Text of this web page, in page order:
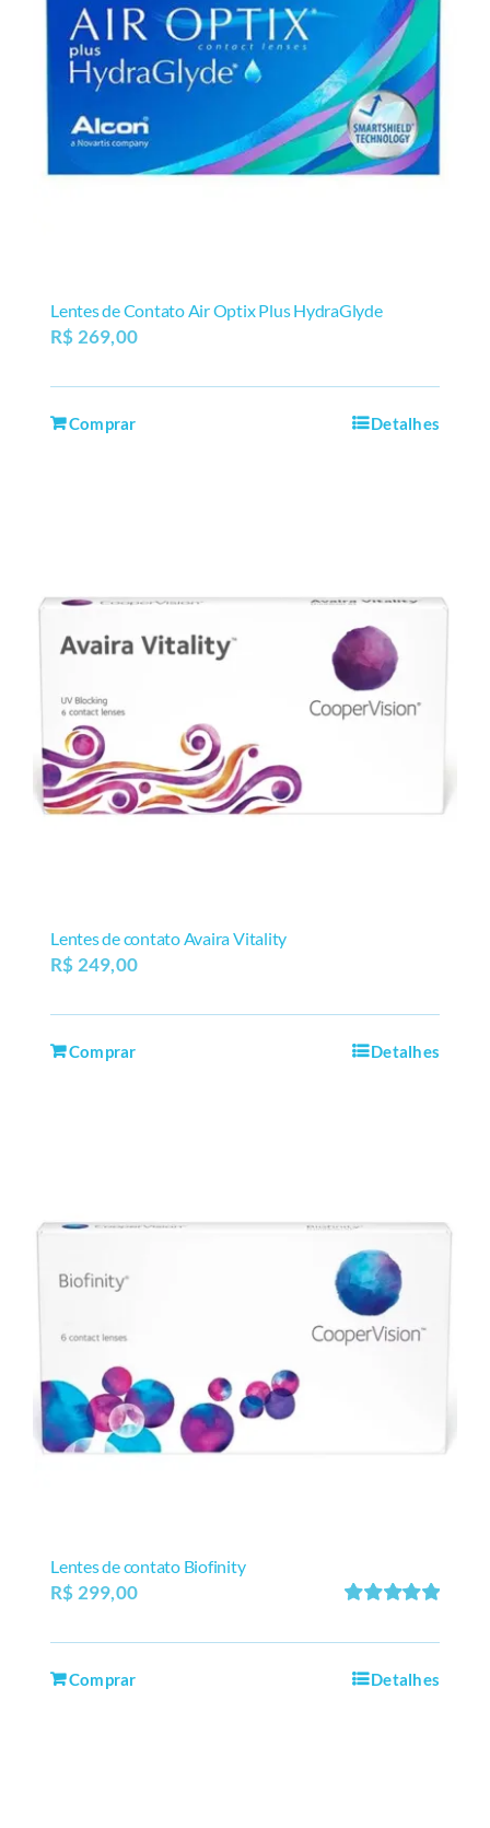
Lentes de Contato Air Optix Plus HydraGlyde
R$269,00
Comprar Detalhes
Lentes de contato Avaira Vitality
R$249,00
Comprar Detalhes
Lentes de contato Biofinity
5.00de 5
R$299,00
Comprar Detalhes